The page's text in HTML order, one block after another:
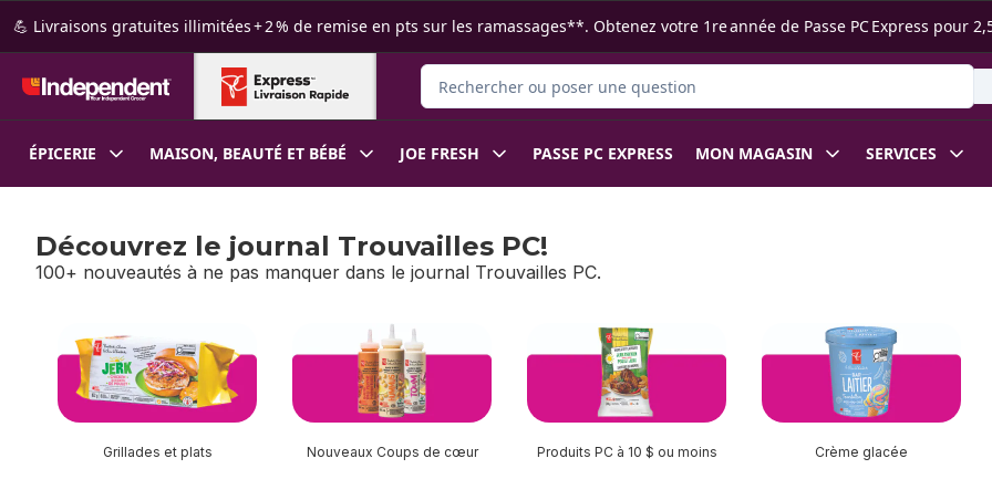
Passer au contenu principal
Passer au pied de page
💪 Livraisons gratuites illimitées + 2 % de remise en pts sur les ramassages**. Obtenez votre 1re année de Passe PC Express pour
Rechercher des produits
ÉPICERIE MAISON, BEAUTÉ ET BÉBÉ JOE FRESH PASSE PC EXPRESS MON MAGASIN SERVICES
Découvrez le journal Trouvailles PC!
100+ nouveautés à ne pas manquer dans le journal Trouvailles PC.
sauter Découvrez le journal Trouvailles PC!
Grillades et plats Nouveaux Coups de cœur Produits PC à 10 $ ou moins Crème glacée